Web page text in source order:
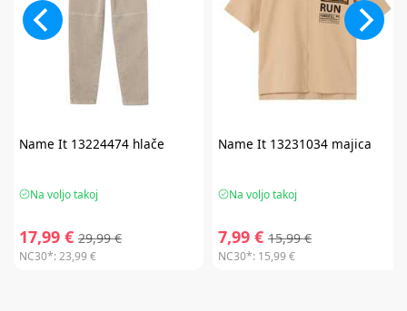
Name It13224474 hlače
Na voljo takoj
17,99 € 29,99 €
NC30*:23,99 €
Name It13231034 majica
Na voljo takoj
7,99 € 15,99 €
NC30*: 15,99 €